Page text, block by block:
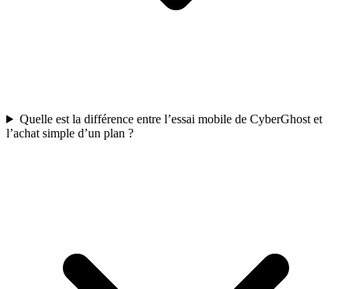
Quelle est la différence entre l’essai mobile de CyberGhost et
l’achat simple d’un plan ?